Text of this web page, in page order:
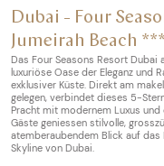
Dubai - Four
Jumeirah Beach
Das Four Seasons Resort Dubai
luxuriöse Oase der Eleganz und
exklusiver Küste. Direkt am
gelegen, verbindet dieses 5-
Pracht mit modernem Luxus und
Gäste geniessen stilvolle,
atemberaubendem Blick auf
Skyline von Dubai.